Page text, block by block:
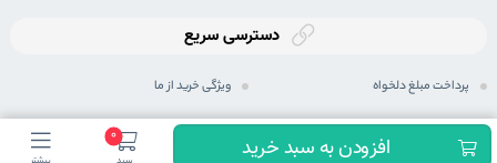
افزودن به سبد خرید 0
دسترسی سریع
پرداخت مبلغ دلخواه ویژگی خرید از ما
ثبت سفارش رویه های ارسال سفارش